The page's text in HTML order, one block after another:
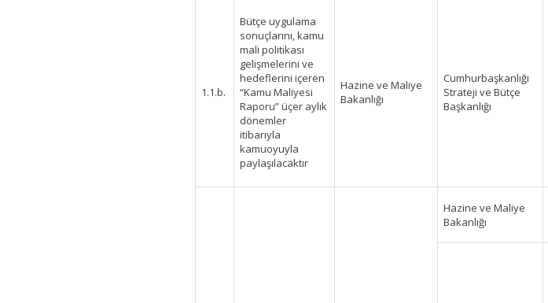
1.1.b.
Bütçe uygulama
sonuçlarını, kamu
mali politikası
gelişmelerini ve
hedeflerini içeren
“Kamu Maliyesi
Raporu” üçer aylık
dönemler
itibarıyla
kamuoyuyla
paylaşılacaktır
Hazine ve Maliye
Bakanlığı
Cumhurbaşkanlığı
Strateji ve Bütçe
Başkanlığı
Hazine ve Maliye
Bakanlığı